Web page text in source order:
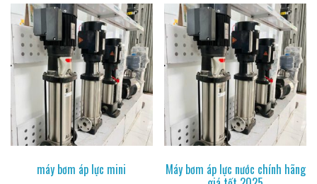
máy bơm áp lực mini Máy bơm áp lực nước chính hãng